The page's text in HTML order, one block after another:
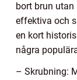
bort brun
effektiva och
en kort
några
– Skrubning: